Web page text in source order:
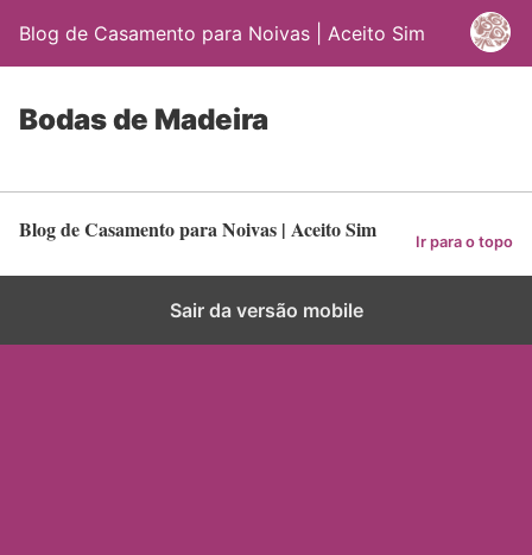
Blog de Casamento para Noivas | Aceito Sim
Bodas de Madeira
Blog de Casamento para Noivas | Aceito Sim Ir para o topo
Sair da versão mobile